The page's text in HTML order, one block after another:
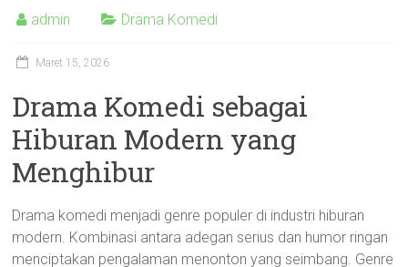
admin Drama Komedi
Maret 15, 2026
Drama Komedi sebagai
Hiburan Modern yang
Menghibur
Drama komedi menjadi genre populer di industri hiburan
modern. Kombinasi antara adegan serius dan humor ringan
menciptakan pengalaman menonton yang seimbang. Genre